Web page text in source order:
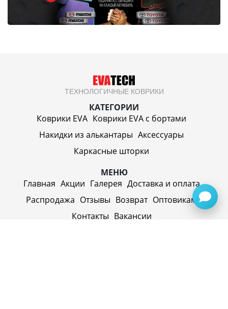
ТЕХНОЛОГИЧНЫЕ КОВРИКИ
КАТЕГОРИИ
Коврики EVA Коврики EVA c бортами
Накидки из алькантары Аксессуары
Каркасные шторки
МЕНЮ
Главная Акции Галерея Доставка и оплата
Распродажа Отзывы Возврат Оптовикам
Контакты Вакансии